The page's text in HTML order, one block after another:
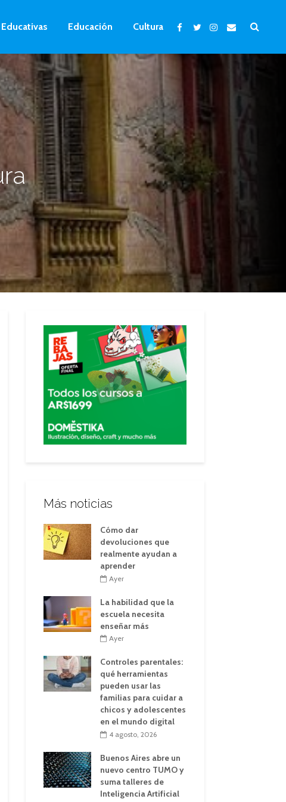
Educación Cultura
Más noticias
Cómo dar
devoluciones que
realmente ayudan a
aprender
Ayer
La habilidad que la
escuela necesita
enseñar más
Ayer
Controles parentales:
qué herramientas
pueden usar las
familias para cuidar a
chicos y adolescentes
en el mundo digital
4 agosto, 2026
Buenos Aires abre un
nuevo centro TUMO y
suma talleres de
Inteligencia Artificial